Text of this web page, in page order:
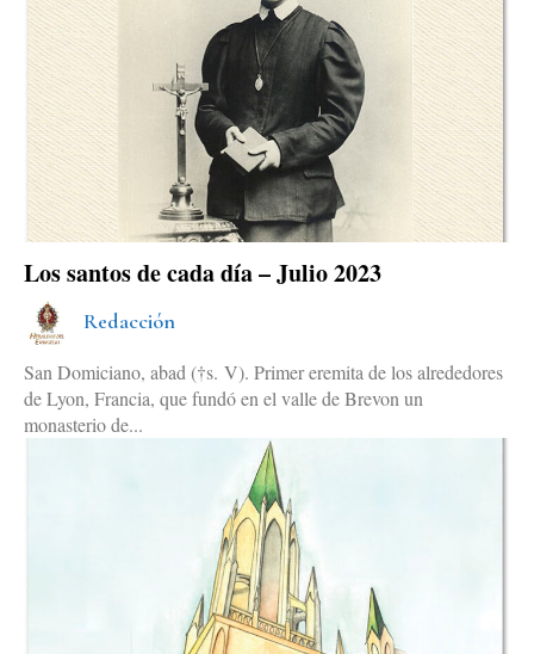
Los santos de cada día – Julio 2023
Redacción
San Domiciano, abad (†s. V). Primer eremita de los alrededores
de Lyon, Francia, que fundó en el valle de Brevon un
monasterio de...